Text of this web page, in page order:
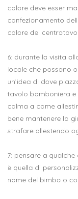
colore deve esser
confezionamento
colore dei
6: durante la visita
locale che possono
un’idea di dove
tavolo bomboniera
calma a come
bene mantenere la
strafare allestendo
7: pensare a
è quella di
nome del bimbo o